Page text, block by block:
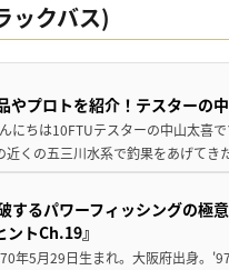
ックバス)
やプロトを紹介！テスターの
にちは10FTUテスターの中山太喜
近くの五三川水系で釣果をあげて
するパワーフィッシングの極
トCh.19』
年5月29日生まれ。大阪府出身。